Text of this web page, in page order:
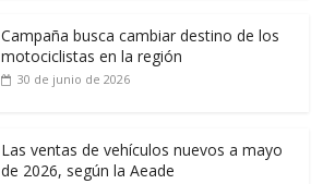
Campaña busca cambiar destino de los
motociclistas en la región
30 de junio de 2026
Las ventas de vehículos nuevos a mayo
de 2026, según la Aeade